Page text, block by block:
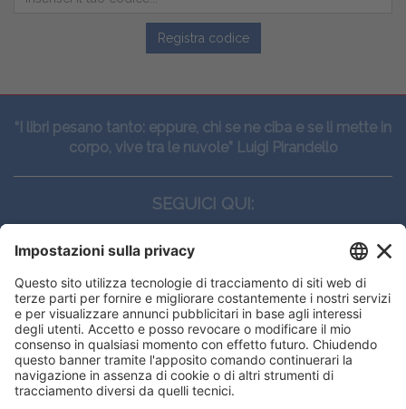
Registra codice
“I libri pesano tanto: eppure, chi se ne ciba e se li mette in
corpo, vive tra le nuvole” Luigi Pirandello
SEGUICI QUI:
CONTATTI
Edi.Ermes srl
Viale E. Forlanini, 21 - 20134, Milano
(+39)027021121
E-mail:eeinfo@eenet.it